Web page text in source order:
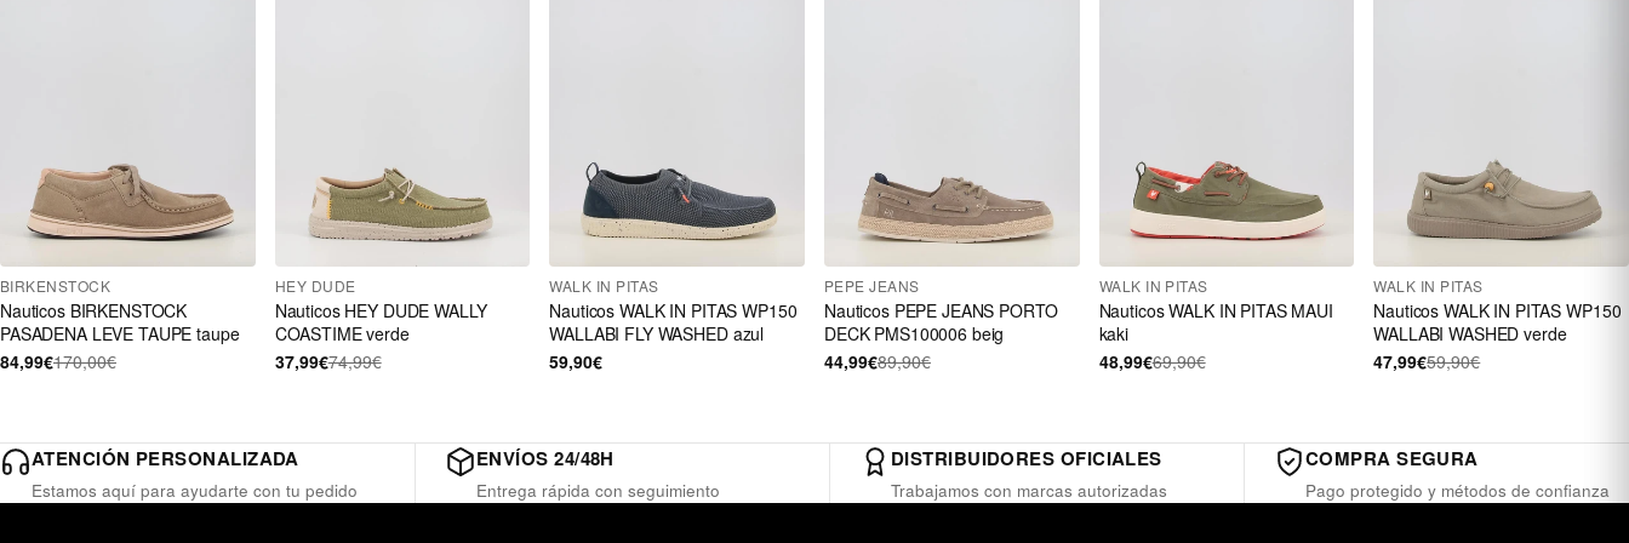
BIRKENSTOCK
Nauticos BIRKENSTOCK
PASADENA LEVE TAUPE taupe
84,99€170,00€
HEY DUDE
Nauticos HEY DUDE WALLY
COASTIME verde
37,99€74,99€
WALK IN PITAS
Nauticos WALK IN PITAS WP150
WALLABI FLY WASHED azul
59,90€
PEPE JEANS
Nauticos PEPE JEANS PORTO
DECK PMS100006 beig
44,99€89,90€
WALK IN PITAS
Nauticos WALK IN PITAS MAUI
kaki
48,99€69,90€
WALK IN PITAS
Nauticos WALK IN PITAS WP150
WALLABI WASHED verde
47,99€59,90€
ATENCIÓN PERSONALIZADA
Estamos aquí para ayudarte con tu pedido
ENVÍOS 24/48H
Entrega rápida con seguimiento
DISTRIBUIDORES OFICIALES
Trabajamos con marcas autorizadas
COMPRA SEGURA
Pago protegido y métodos de confianza